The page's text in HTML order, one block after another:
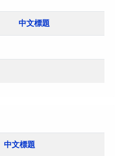
中文標題
中文標題